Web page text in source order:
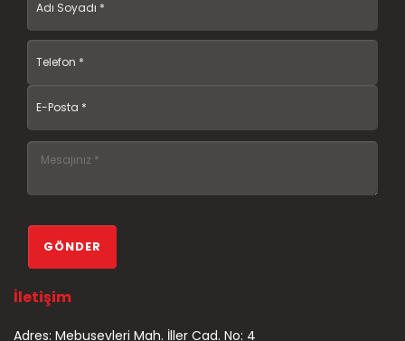
İletişim
Adres: Mebusevleri Mah. İller Cad. No: 4